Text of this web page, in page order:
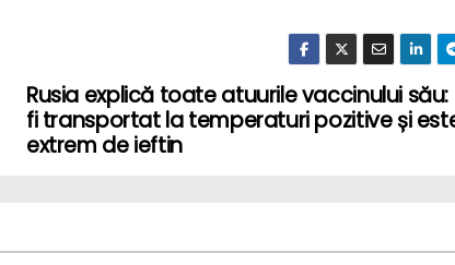
Rusia explică toate atuurile vaccinului
fi transportat la temperaturi pozitive și
extrem de ieftin